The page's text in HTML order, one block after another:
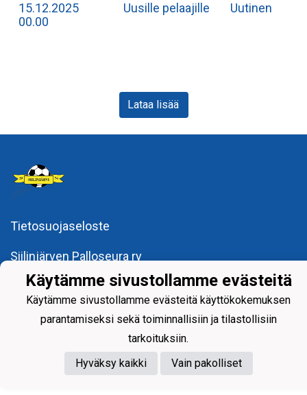
15.12.2025
00.00
Uusille pelaajille Uutinen
Lataa lisää
Tietosuojaseloste
Siilinjärven Palloseura ry
Käytämme sivustollamme evästeitä
Käytämme sivustollamme evästeitä käyttökokemuksen
parantamiseksi sekä toiminnallisiin ja tilastollisiin
tarkoituksiin.
Hyväksy kaikki
Vain pakolliset